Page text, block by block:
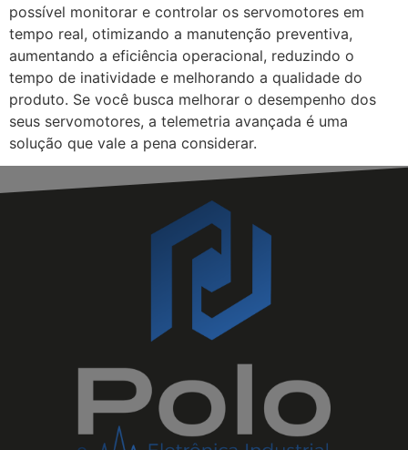
possível monitorar e controlar os servomotores em
tempo real, otimizando a manutenção preventiva,
aumentando a eficiência operacional, reduzindo o
tempo de inatividade e melhorando a qualidade do
produto. Se você busca melhorar o desempenho dos
seus servomotores, a telemetria avançada é uma
solução que vale a pena considerar.